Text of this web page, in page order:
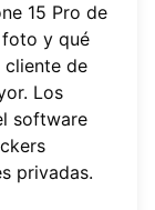
15 Pro de
foto y qué
cliente de
Los
software
privadas.